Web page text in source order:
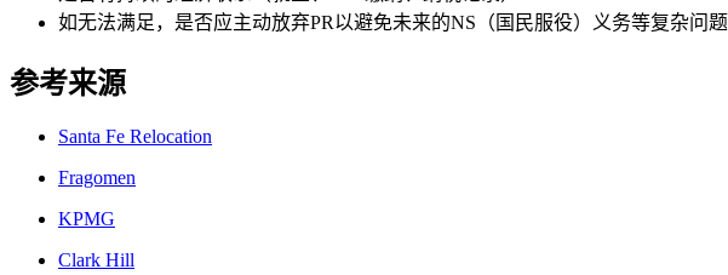
如无法满足，是否应主动放弃PR以避免未来的NS（国民服役）义务等复杂问题
参考来源
Santa Fe Relocation
Fragomen
KPMG
Clark Hill